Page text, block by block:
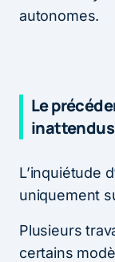
autonomes.
Le
inattendus
L’inquiétude
uniquement
Plusieurs
certains